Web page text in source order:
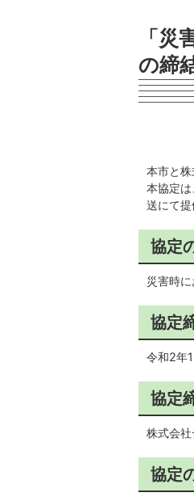
「
の締
本市と
本協定
送にて提
協定
災害時
協定
令和2年
協定
株式会
協定